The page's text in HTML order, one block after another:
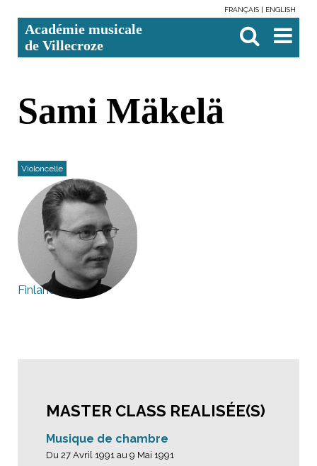
contenu.
Aller
à
personnels
FRANÇAIS ENGLISH
Académie musicale
de Villecroze

avancée…
Sami Mäkelä
Violoncelle
Finlande
MASTER CLASS REALISÉE(S)
Musique de chambre
Du 27 Avril 1991 au 9 Mai 1991